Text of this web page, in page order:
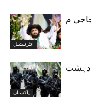
انٹرنیشنل
پاکستان